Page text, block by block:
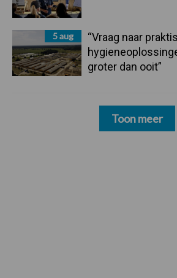
5 aug
“Vraag naar
groter dan ooit”
Toon meer